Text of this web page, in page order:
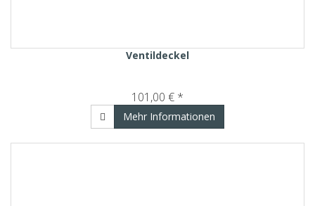
Ventildeckel
101,00 € *
Mehr Informationen